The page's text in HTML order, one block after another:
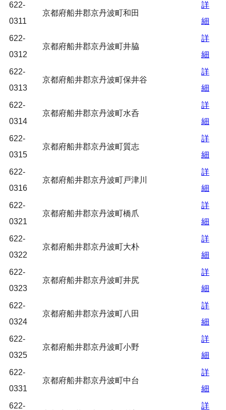
622-
0311
京都府船井郡京丹波町和田
詳
細
622-
0312
京都府船井郡京丹波町井脇
詳
細
622-
0313
京都府船井郡京丹波町保井谷
詳
細
622-
0314
京都府船井郡京丹波町水呑
詳
細
622-
0315
京都府船井郡京丹波町質志
詳
細
622-
0316
京都府船井郡京丹波町戸津川
詳
細
622-
0321
京都府船井郡京丹波町橋爪
詳
細
622-
0322
京都府船井郡京丹波町大朴
詳
細
622-
0323
京都府船井郡京丹波町井尻
詳
細
622-
0324
京都府船井郡京丹波町八田
詳
細
622-
0325
京都府船井郡京丹波町小野
詳
細
622-
0331
京都府船井郡京丹波町中台
詳
細
622-
詳